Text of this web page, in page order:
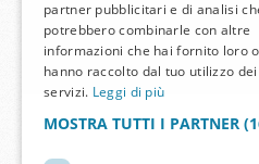
partner pubblicitari e di analisi
potrebbero combinarle con altre
informazioni che hai fornito loro
hanno raccolto dal tuo utilizzo
servizi. Leggi di più
MOSTRA TUTTI I PARTNER